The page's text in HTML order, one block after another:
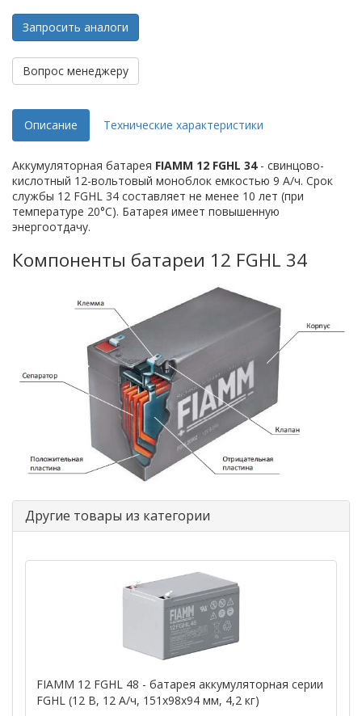
Запросить аналоги
Вопрос менеджеру
Описание Технические характеристики
Аккумуляторная батарея FIAMM 12 FGHL 34- свинцово-
кислотный 12-вольтовый моноблок емкостью 9 А/ч. Срок
службы 12 FGHL 34 составляет не менее 10 лет (при
температуре 20°C). Батарея имеет повышенную
энергоотдачу.
Компоненты батареи 12 FGHL 34
Другие товары из категории
FIAMM 12 FGHL 48 - батарея аккумуляторная серии
FGHL (12 В, 12 А/ч, 151х98х94 мм, 4,2 кг)